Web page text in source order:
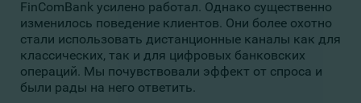
FinComBank усилено работал. Однако существенно
изменилось поведение клиентов. Они более охотно
стали использовать дистанционные каналы как для
классических, так и для цифровых банковских
операций. Мы почувствовали эффект от спроса и
были рады на него ответить.